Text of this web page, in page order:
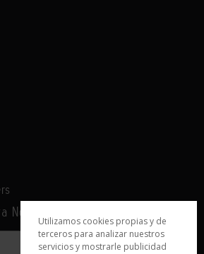
Newsletter
Utilizamos cookies propias y de
terceros para analizar nuestros
servicios y mostrarle publicidad